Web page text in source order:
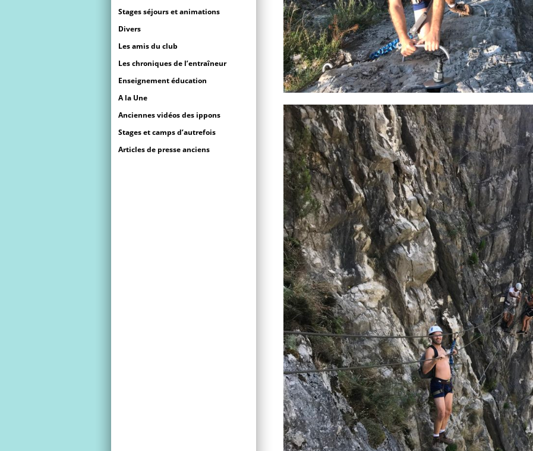
Stages séjours et animations
Divers
Les amis du club
Les chroniques de l’entraîneur
Enseignement éducation
A la Une
Anciennes vidéos des ippons
Stages et camps d’autrefois
Articles de presse anciens